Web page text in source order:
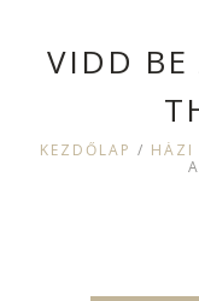
VIDD BE
KEZDŐLAP / HÁZI